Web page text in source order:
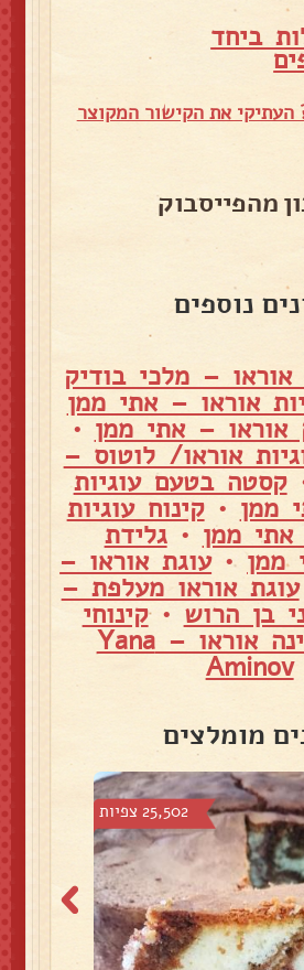
ביחד
את הקישור המקוצר
מהפייסבוק
נוספים
אוראו – מלכי בודיק
אוראו – אתי ממן
אוראו – אתי ממן •
אוראו/ לוטוס –
קסטה בטעם עוגיות
ממן •קינוח עוגיות
ממן •גלידת
ממן •עוגת אוראו –
עוגת אוראו מעלפת –
בן הרוש •קינוחי
כוסות גבינה אוראו – Yana
Aminov
מומלצים
25,502 צפיות